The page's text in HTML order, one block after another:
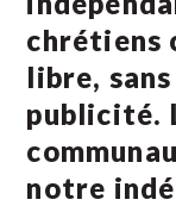
chrétiens
libre,
publicité.
notre